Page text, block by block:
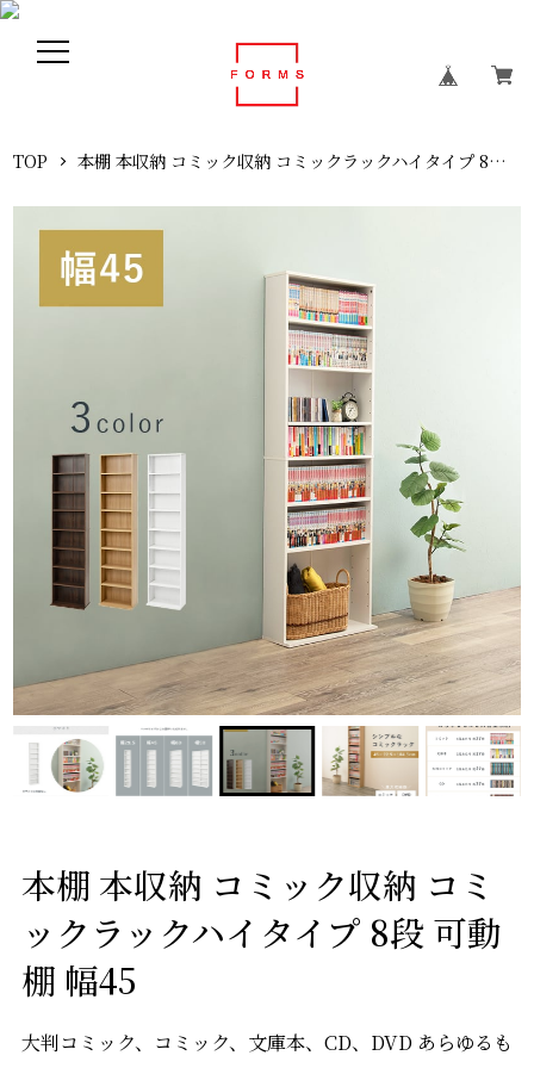
TOP 本棚 本収納 コミック収納 コミックラックハイタイプ 8段 可動棚 幅45
本棚 本収納 コミック収納 コミ
ックラックハイタイプ 8段 可動
棚 幅45
大判コミック、コミック、文庫本、CD、DVD あらゆるも